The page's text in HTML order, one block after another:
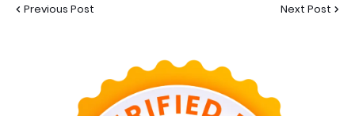
Previous Post Next Post